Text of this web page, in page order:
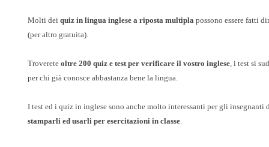
Molti deiquiz in lingua inglese a riposta multipla possono essere fatti
(per altro gratuita).
Trovereteoltre 200 quiz e test per verificare il vostro inglese, i test si
per chi già conosce abbastanza bene la lingua.
I test ed i quiz in inglese sono anche molto interessanti per gli
stamparli ed usarli per esercitazioni in classe.